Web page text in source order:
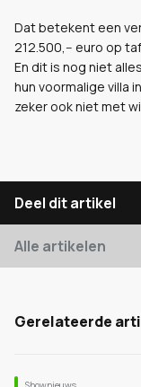
Dat betekent een
212.500,-- euro op
En dit is nog niet
hun voormalige villa
zeker ook niet met
Deel dit artikel
Alle artikelen
Gerelateerde